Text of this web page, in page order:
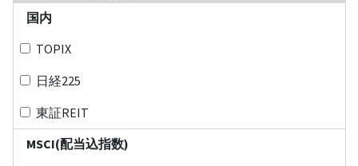
国内
TOPIX
日経225
東証REIT
MSCI(配当込指数)